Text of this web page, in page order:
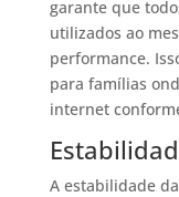
garante que
utilizados ao
performance.
para famílias
internet
A estabilidade